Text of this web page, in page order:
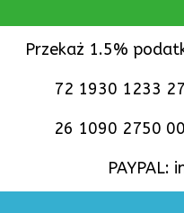
Przekaż 1.5%
72 1930 1233
26 1090 2750
PAYPAL: